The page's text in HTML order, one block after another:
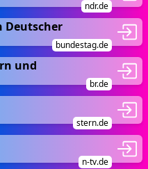
ndr.de
Deutscher
bundestag.de
und
br.de
stern.de
n-tv.de